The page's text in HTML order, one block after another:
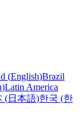
(English)Brazil
)Latin America
(日本語)한국 (한